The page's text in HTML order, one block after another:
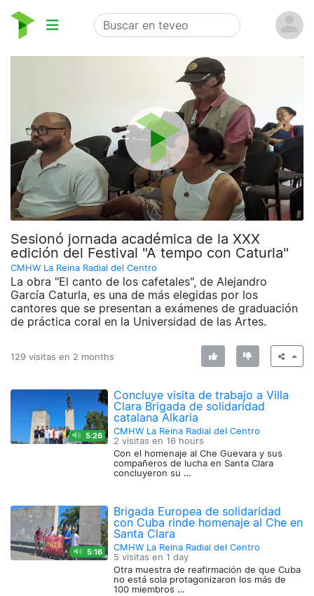
Sesionó jornada académica de la XXX
edición del Festival "A tempo con Caturla"
CMHW La Reina Radial del Centro
La obra "El canto de los cafetales", de Alejandro
García Caturla, es una de más elegidas por los
cantores que se presentan a exámenes de graduación
de práctica coral en la Universidad de las Artes.
129 visitas en 2 months
5:26
Concluye visita de trabajo a Villa
Clara Brigada de solidaridad
catalana Alkaria
CMHW La Reina Radial del Centro
2 visitas en 16 hours
Con el homenaje al Che Guevara y sus
compañeros de lucha en Santa Clara
concluyeron su …
5:16
Brigada Europea de solidaridad
con Cuba rinde homenaje al Che en
Santa Clara
CMHW La Reina Radial del Centro
5 visitas en 1 day
Otra muestra de reafirmación de que Cuba
no está sola protagonizaron los más de
100 miembros …